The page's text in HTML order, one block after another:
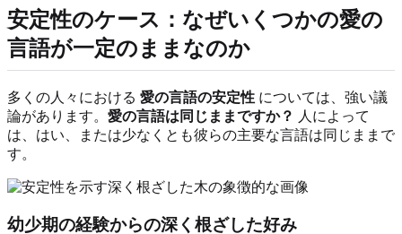
安定性のケース：なぜいくつかの愛の
言語が一定のままなのか
多くの人々における 愛の言語の安定性 については、強い議
論があります。 愛の言語は同じままですか？ 人によって
は、はい、または少なくとも彼らの主要な言語は同じままで
す。
幼少期の経験からの深く根ざした好み